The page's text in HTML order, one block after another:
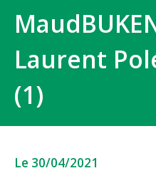
Laurent
(1)
Le 30/04/2021